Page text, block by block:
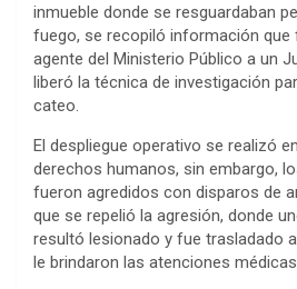
inmueble donde se resguardaban
fuego, se recopiló información que
agente del Ministerio Público a un
liberó la técnica de investigación
cateo.
El despliegue operativo se realizó
derechos humanos, sin embargo,
fueron agredidos con disparos de
que se repelió la agresión, donde
resultó lesionado y fue trasladado
le brindaron las atenciones